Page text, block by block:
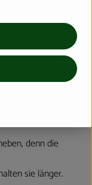
herausgesucht
aufweisen. Selten
Die
Laub kurz über
Zur
denn die
sie länger.